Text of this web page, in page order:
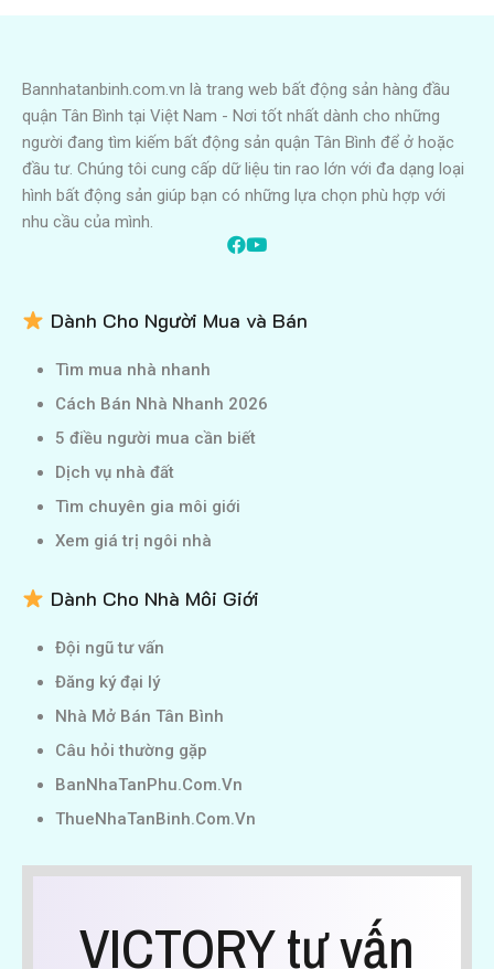
Bannhatanbinh.com.vn là trang web bất động sản hàng đầu
quận Tân Bình tại Việt Nam - Nơi tốt nhất dành cho những
người đang tìm kiếm bất động sản quận Tân Bình để ở hoặc
đầu tư. Chúng tôi cung cấp dữ liệu tin rao lớn với đa dạng loại
hình bất động sản giúp bạn có những lựa chọn phù hợp với
nhu cầu của mình.
Dành Cho Người Mua và Bán
Tìm mua nhà nhanh
Cách Bán Nhà Nhanh 2026
5 điều người mua cần biết
Dịch vụ nhà đất
Tìm chuyên gia môi giới
Xem giá trị ngôi nhà
Dành Cho Nhà Môi Giới
Đội ngũ tư vấn
Đăng ký đại lý
Nhà Mở Bán Tân Bình
Câu hỏi thường gặp
BanNhaTanPhu.Com.Vn
ThueNhaTanBinh.Com.Vn
VICTORY tư vấn